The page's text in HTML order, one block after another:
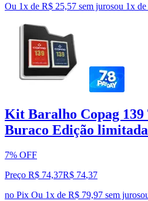
Ou 1x de R$ 25,57 sem jurosou 1x de
Kit Baralho Copag
Buraco Edição
7% OFF
Preço R$ 74,37R$ 74,37
no Pix Ou 1x de R$ 79,97 sem juros